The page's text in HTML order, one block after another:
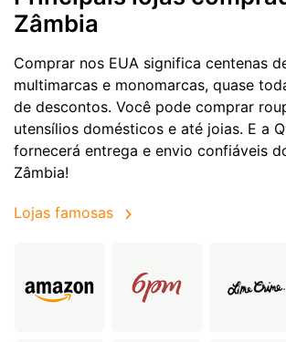
Zâmbia
Comprar nos EUA significa centenas
multimarcas e monomarcas, quase
de descontos. Você pode comprar
utensílios domésticos e até joias. E a
fornecerá entrega e envio confiáveis
Zâmbia!
Lojas famosas